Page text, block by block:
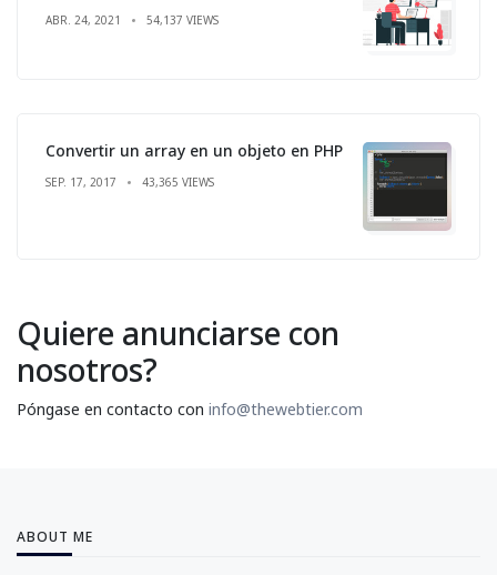
ABR. 24, 2021 54,137 VIEWS
Convertir un array en un objeto en PHP
SEP. 17, 2017 43,365 VIEWS
Quiere anunciarse con
nosotros?
Póngase en contacto con info@thewebtier.com
ABOUT ME